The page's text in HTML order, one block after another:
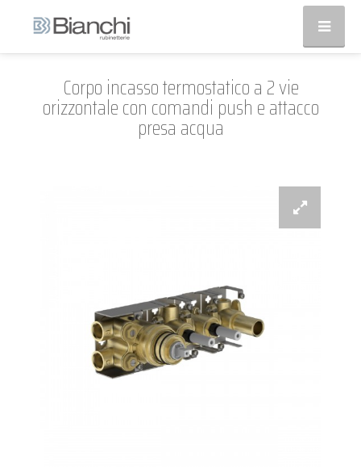
Corpo incasso termostatico a 2 vie
orizzontale con comandi push e attacco
presa acqua